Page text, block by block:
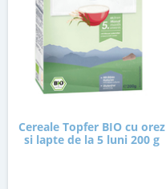
Cereale Topfer BIO cu orez
si lapte de la 5 luni 200 g